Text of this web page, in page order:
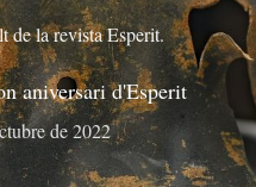
de la revista Esperit.
aniversari d'Esperit
de 2022